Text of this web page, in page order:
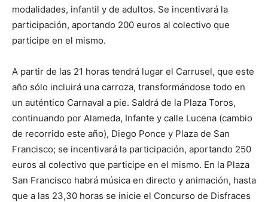
modalidades, infantil y de adultos. Se incentivará la
participación, aportando 200 euros al colectivo que
participe en el mismo.
A partir de las 21 horas tendrá lugar el Carrusel, que este
año sólo incluirá una carroza, transformándose todo en
un auténtico Carnaval a pie. Saldrá de la Plaza Toros,
continuando por Alameda, Infante y calle Lucena (cambio
de recorrido este año), Diego Ponce y Plaza de San
Francisco; se incentivará la participación, aportando 250
euros al colectivo que participe en el mismo. En la Plaza
San Francisco habrá música en directo y animación, hasta
que a las 23,30 horas se inicie el Concurso de Disfraces